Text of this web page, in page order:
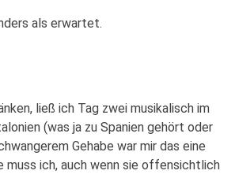
als erwartet.
ließ ich Tag zwei musikalisch im
(was ja zu Spanien gehört oder
Gehabe war mir das eine
muss ich, auch wenn sie offensichtlich